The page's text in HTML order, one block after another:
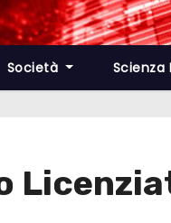
Società Scienza